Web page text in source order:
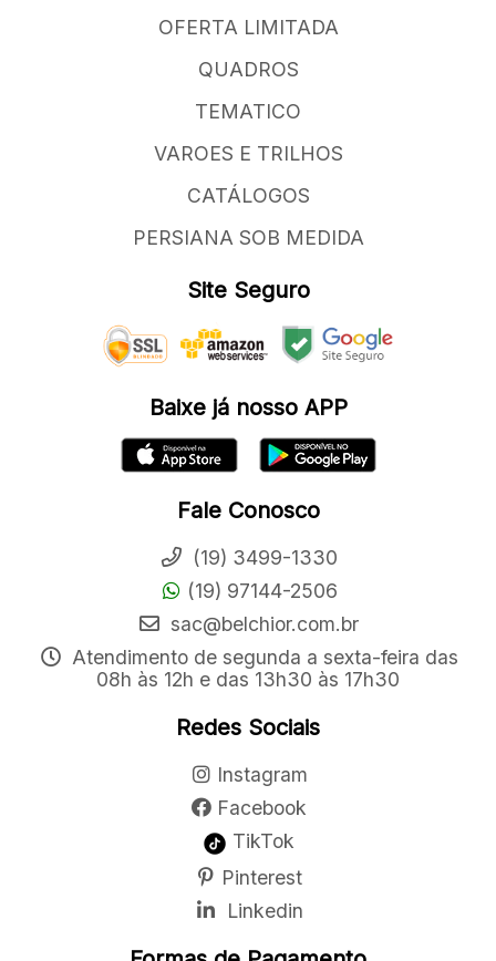
OFERTA LIMITADA
QUADROS
TEMATICO
VAROES E TRILHOS
CATÁLOGOS
PERSIANA SOB MEDIDA
Site Seguro
Baixe já nosso APP
Fale Conosco
(19) 3499-1330
(19) 97144-2506
sac@belchior.com.br
Atendimento de segunda a sexta-feira das
08h às 12h e das 13h30 às 17h30
Redes Sociais
Instagram
Facebook
TikTok
Pinterest
Linkedin